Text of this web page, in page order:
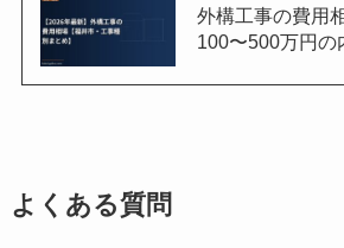
外構工事の費用
100〜500万円の
よくある質問